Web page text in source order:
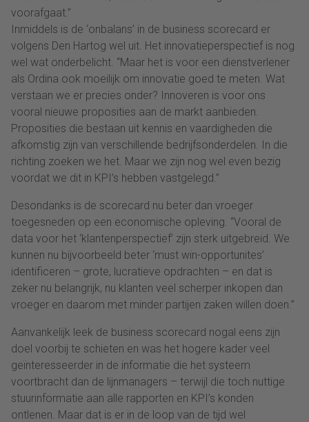
voorafgaat.”
Inmiddels is de ‘onbalans’ in de business scorecard er
volgens Den Hartog wel uit. Het innovatieperspectief is nog
wel wat onderbelicht. “Maar het is voor een dienstverlener
als Ordina ook moeilijk om innovatie goed te meten. Wat
verstaan we er precies onder? Innoveren is voor ons
vooral nieuwe proposities aan de markt aanbieden.
Proposities die bestaan uit kennis en vaardigheden die
afkomstig zijn van verschillende bedrijfsonderdelen. In die
richting zoeken we het. Maar we zijn nog wel even bezig
voordat we dit in KPI’s hebben vastgelegd.”
Desondanks is de scorecard nu beter dan vroeger
toegesneden op een economische opleving. “Vooral de
data voor het ‘klantenperspectief’ zijn sterk uitgebreid. We
kunnen nu bijvoorbeeld beter ‘must win-opportunites’
identificeren – grote, lucratieve opdrachten – en dat is
zeker nu belangrijk, nu klanten veel scherper inkopen dan
vroeger en daarom met minder partijen zaken willen doen.”
Aanvankelijk leek de business scorecard nogal eens zijn
doel voorbij te schieten en was het hogere kader veel
geïnteresseerder in de informatie die het systeem
voortbracht dan de lijnmanagers – terwijl die toch nuttige
stuurinformatie aan alle rapporten en KPI’s konden
ontlenen. Maar dat is er in de loop van de tijd wel